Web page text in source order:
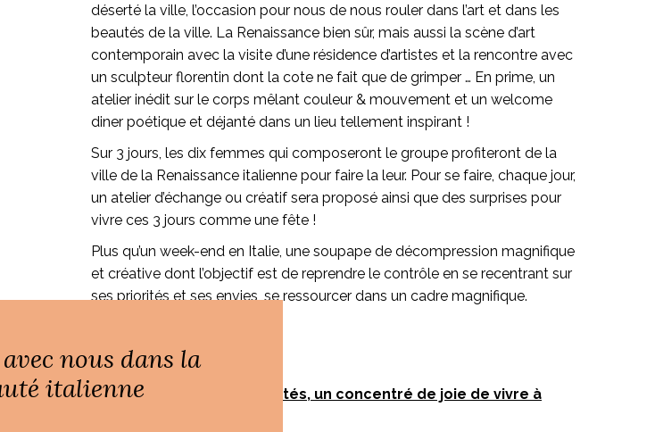
déserté la ville, l’occasion pour nous de nous rouler dans l’art et dans les
beautés de la ville. La Renaissance bien sûr, mais aussi la scène d’art
contemporain avec la visite d’une résidence d’artistes et la rencontre avec
un sculpteur florentin dont la cote ne fait que de grimper … En prime, un
atelier inédit sur le corps mêlant couleur & mouvement et un welcome
diner poétique et déjanté dans un lieu tellement inspirant !
Sur 3 jours, les dix femmes qui composeront le groupe profiteront de la
ville de la Renaissance italienne pour faire la leur. Pour se faire, chaque jour,
un atelier d’échange ou créatif sera proposé ainsi que des surprises pour
vivre ces 3 jours comme une fête !
Plus qu’un week-end en Italie, une soupape de décompression magnifique
et créative dont l’objectif est de reprendre le contrôle en se recentrant sur
ses priorités et ses envies, se ressourcer dans un cadre magnifique.
Au programme des festivités, un concentré de joie de vivre à
nous dans la
italienne